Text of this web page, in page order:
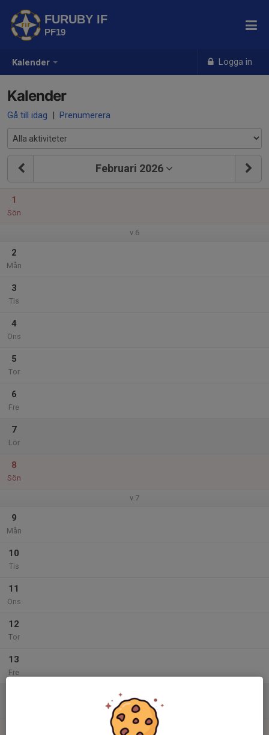
Kalender Logga in
FURUBY IF
PF19
Kalender
Gå till idag | Prenumerera
Februari 2026
1
Sön
v.6
2
Mån
3
Tis
4
Ons
5
Tor
6
Fre
7
Lör
8
Sön
v.7
9
Mån
10
Tis
11
Ons
12
Tor
13
Fre